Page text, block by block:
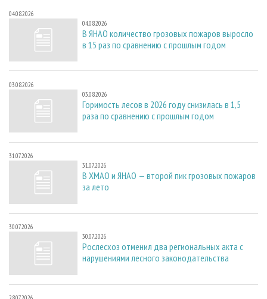
04.08.2026
04.08.2026
В ЯНАО количество грозовых пожаров выросло
в 15 раз по сравнению с прошлым годом
03.08.2026
03.08.2026
Горимость лесов в 2026 году снизилась в 1,5
раза по сравнению с прошлым годом
31.07.2026
31.07.2026
В ХМАО и ЯНАО — второй пик грозовых пожаров
за лето
30.07.2026
30.07.2026
Рослесхоз отменил два региональных акта с
нарушениями лесного законодательства